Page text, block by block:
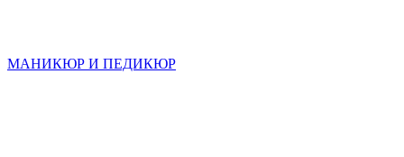
МАНИКЮР И ПЕДИКЮР